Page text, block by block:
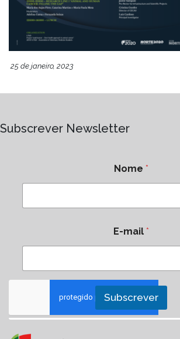
25 de janeiro, 2023
Subscrever Newsletter
Nome *
E-mail *
Subscrever